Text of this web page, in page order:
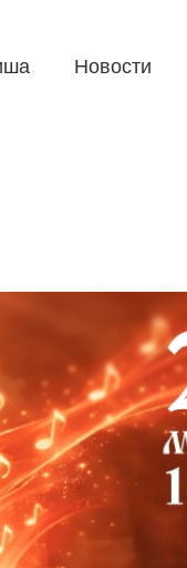
Новости